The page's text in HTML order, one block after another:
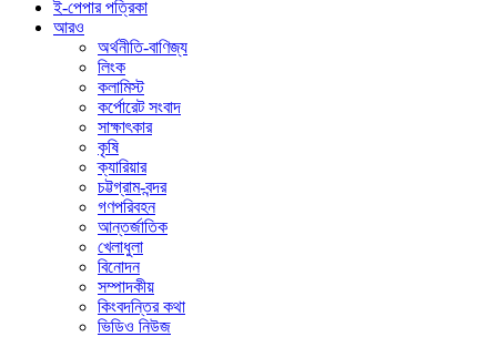
ই-পেপার পত্রিকা
আরও
অর্থনীতি-বাণিজ্য
লিংক
কলামিস্ট
কর্পোরেট সংবাদ
সাক্ষাৎকার
কৃষি
ক্যারিয়ার
চট্টগ্রাম-বন্দর
গণপরিবহন
আন্তর্জাতিক
খেলাধুলা
বিনোদন
সম্পাদকীয়
কিংবদন্তির কথা
ভিডিও নিউজ